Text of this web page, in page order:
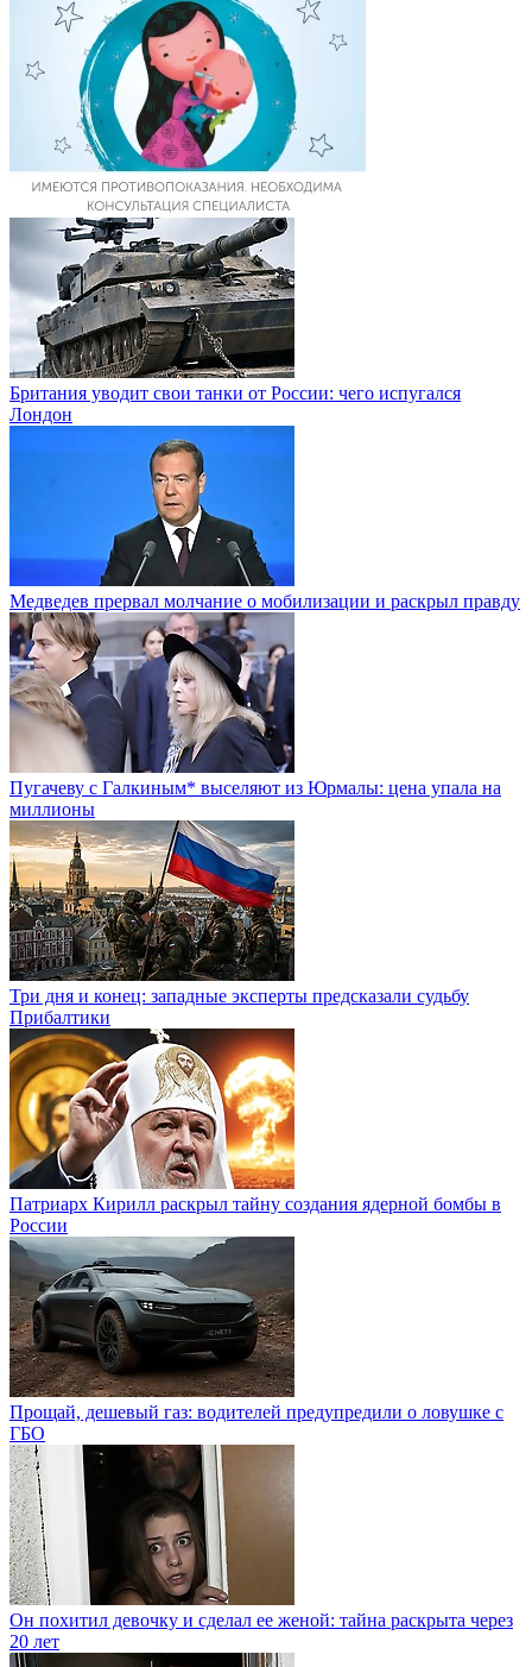
Британия уводит свои танки от России: чего испугался
Лондон
Медведев прервал молчание о мобилизации и раскрыл правду
Пугачеву с Галкиным* выселяют из Юрмалы: цена упала на
миллионы
Три дня и конец: западные эксперты предсказали судьбу
Прибалтики
Патриарх Кирилл раскрыл тайну создания ядерной бомбы в
России
Прощай, дешевый газ: водителей предупредили о ловушке с
ГБО
Он похитил девочку и сделал ее женой: тайна раскрыта через
20 лет